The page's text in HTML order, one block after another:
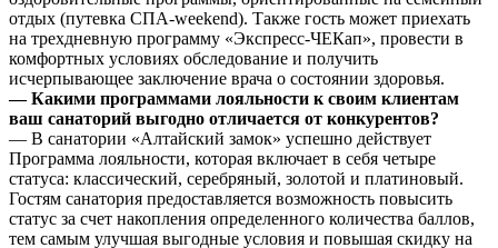
отдых (путевка СПА-weekend). Также гость может приехать
на трехдневную программу «Экспресс-ЧЕКап», провести в
комфортных условиях обследование и получить
исчерпывающее заключение врача о состоянии здоровья.
— Какими программами лояльности к своим клиентам
ваш санаторий выгодно отличается от конкурентов?
— В санатории «Алтайский замок» успешно действует
Программа лояльности, которая включает в себя четыре
статуса: классический, серебряный, золотой и платиновый.
Гостям санатория предоставляется возможность повысить
статус за счет накопления определенного количества баллов,
тем самым улучшая выгодные условия и повышая скидку на